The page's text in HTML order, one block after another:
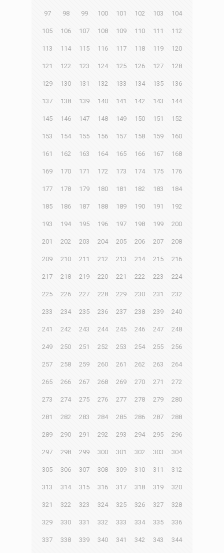
97 98 99 100 101 102 103 104
105 106 107 108 109 110 111 112
113 114 115 116 117 118 119 120
121 122 123 124 125 126 127 128
129 130 131 132 133 134 135 136
137 138 139 140 141 142 143 144
145 146 147 148 149 150 151 152
153 154 155 156 157 158 159 160
161 162 163 164 165 166 167 168
169 170 171 172 173 174 175 176
177 178 179 180 181 182 183 184
185 186 187 188 189 190 191 192
193 194 195 196 197 198 199 200
201 202 203 204 205 206 207 208
209 210 211 212 213 214 215 216
217 218 219 220 221 222 223 224
225 226 227 228 229 230 231 232
233 234 235 236 237 238 239 240
241 242 243 244 245 246 247 248
249 250 251 252 253 254 255 256
257 258 259 260 261 262 263 264
265 266 267 268 269 270 271 272
273 274 275 276 277 278 279 280
281 282 283 284 285 286 287 288
289 290 291 292 293 294 295 296
297 298 299 300 301 302 303 304
305 306 307 308 309 310 311 312
313 314 315 316 317 318 319 320
321 322 323 324 325 326 327 328
329 330 331 332 333 334 335 336
337 338 339 340 341 342 343 344